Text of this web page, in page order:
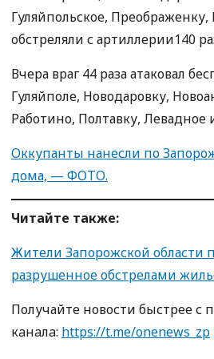
Гуляйпольское,
обстреляли с артиллерии140
Вчера враг 44 раза атаковал
Гуляйполе, Новодаровку,
Работино, Полтавку, Левадное
Оккупанты нанесли по
дома, — ФОТО.
Читайте также:
Жители Запорожской области
разрушенное обстрелами
Получайте новости быстрее
кaнaлa: https://t.me/onenews_zp